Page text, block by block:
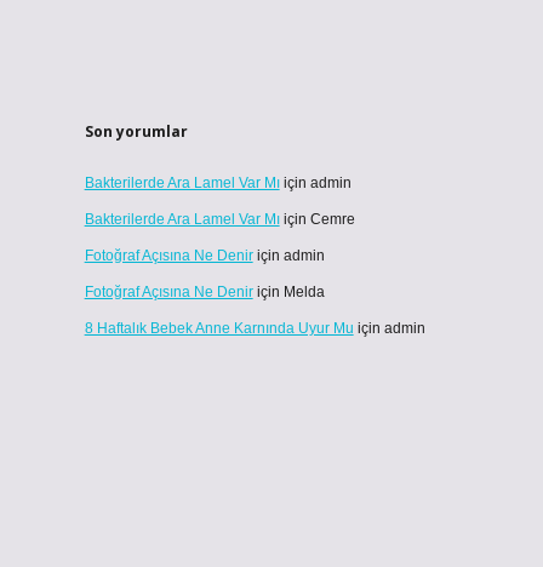
Son yorumlar
Bakterilerde Ara Lamel Var Mıiçin admin
Bakterilerde Ara Lamel Var Mıiçin Cemre
Fotoğraf Açısına Ne Deniriçin admin
Fotoğraf Açısına Ne Deniriçin Melda
8 Haftalık Bebek Anne Karnında Uyur Mu için admin